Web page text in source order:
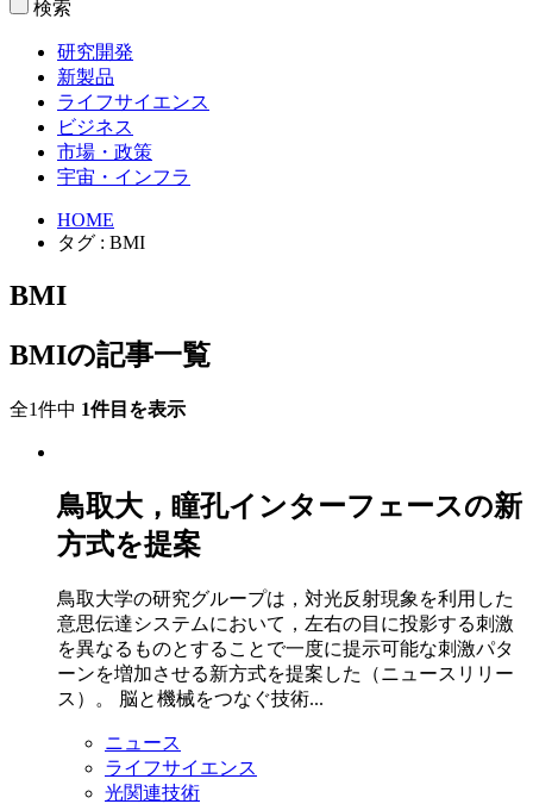
検索
研究開発
新製品
ライフサイエンス
ビジネス
市場・政策
宇宙・インフラ
HOME
タグ : BMI
BMI
BMIの記事一覧
全1件中 1件目を表示
鳥取大，瞳孔インターフェースの新
方式を提案
鳥取大学の研究グループは，対光反射現象を利用した
意思伝達システムにおいて，左右の目に投影する刺激
を異なるものとすることで一度に提示可能な刺激パタ
ーンを増加させる新方式を提案した（ニュースリリー
ス）。 脳と機械をつなぐ技術...
ニュース
ライフサイエンス
光関連技術